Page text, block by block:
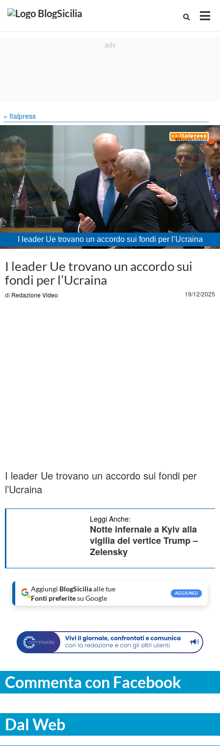
» Italpress
I leader Ue trovano un accordo sui fondi per l’Ucraina
Unmute Loaded:
I leader Ue trovano un accordo sui
fondi per l’Ucraina
di Redazione Video 19/12/2025
I leader Ue trovano un accordo sui fondi per
l’Ucraina
Leggi Anche:
Notte infernale a Kyiv alla
vigilia del vertice Trump –
Zelensky
Aggiungi BlogSiciliaalle tue
Fonti preferitesu Google
AGGIUNGI
Commenta con Facebook
Dal Web